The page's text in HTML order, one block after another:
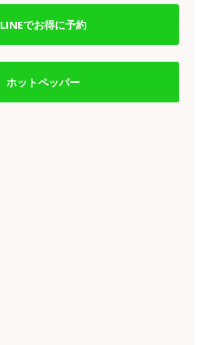
LINEでお得に予約
ホットペッパー